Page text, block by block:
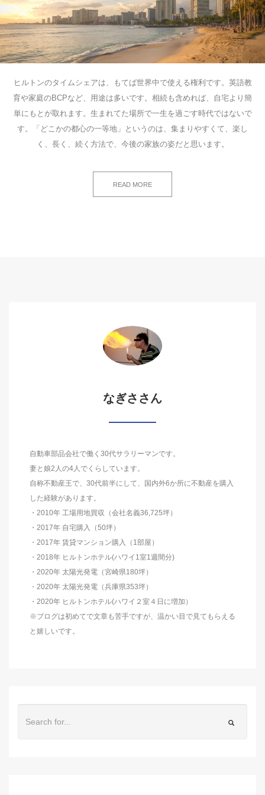
ヒルトンのタイムシェアは、もてば世界中で使える権利です。英語教
育や家庭のBCPなど、用途は多いです。相続も含めれば、自宅より簡
単にもとが取れます。生まれてた場所で一生を過ごす時代ではないで
す。「どこかの都心の一等地」というのは、集まりやすくて、楽し
く、長く、続く方法で、今後の家族の姿だと思います。
READ MORE
なぎささん
自動車部品会社で働く30代サラリーマンです。
妻と娘2人の4人でくらしています。
自称不動産王で、30代前半にして、国内外6か所に不動産を購入
した経験があります。
・2010年 工場用地買収（会社名義36,725坪）
・2017年 自宅購入（50坪）
・2017年 賃貸マンション購入（1部屋）
・2018年 ヒルトンホテル(ハワイ1室1週間分)
・2020年 太陽光発電（宮崎県180坪）
・2020年 太陽光発電（兵庫県353坪）
・2020年 ヒルトンホテル(ハワイ２室４日に増加）
※ブログは初めてで文章も苦手ですが、温かい目で見てもらえる
と嬉しいです。